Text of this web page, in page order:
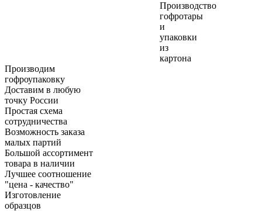
Производство
гофротары
и
упаковки
из
картона
Производим
гофроупаковку
Доставим в любую
точку России
Простая схема
сотрудничества
Возможность заказа
малых партий
Большой ассортимент
товара в наличии
Лучшее соотношение
"цена - качество"
Изготовление
образцов